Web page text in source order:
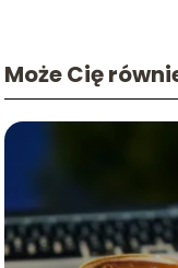
Może Cię